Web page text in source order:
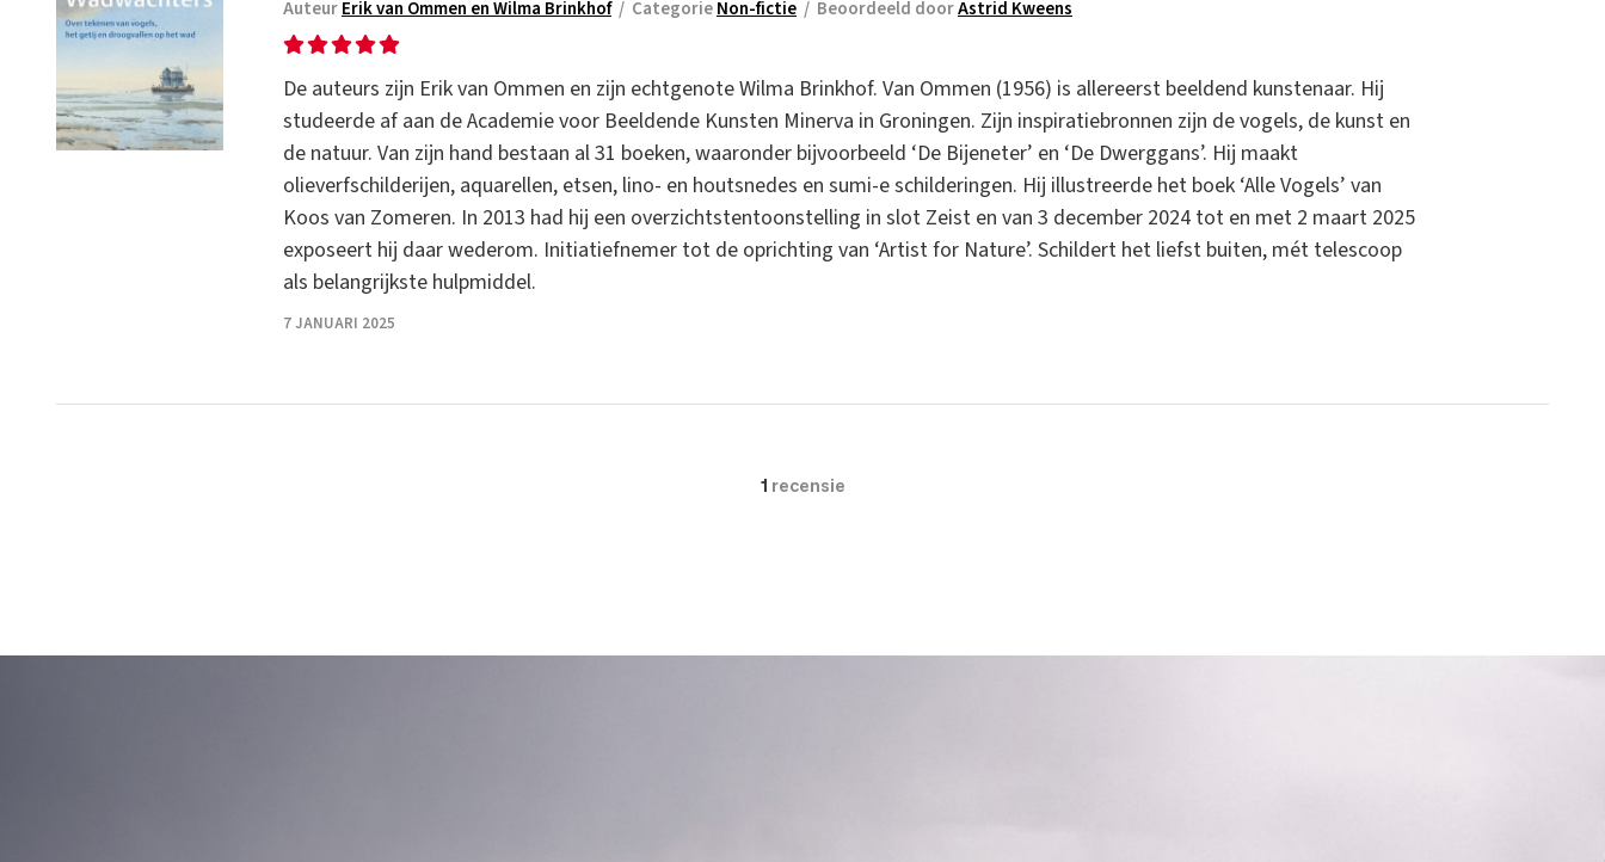
AuteurErik van Ommen en Wilma Brinkhof/ CategorieNon-fictie / Beoordeeld doorAstrid Kweens
De auteurs zijn Erik van Ommen en zijn echtgenote Wilma Brinkhof. Van Ommen (1956) is allereerst beeldend kunstenaar. Hij
studeerde af aan de Academie voor Beeldende Kunsten Minerva in Groningen. Zijn inspiratiebronnen zijn de vogels, de kunst en
de natuur. Van zijn hand bestaan al 31 boeken, waaronder bijvoorbeeld ‘De Bijeneter’ en ‘De Dwerggans’. Hij maakt
olieverfschilderijen, aquarellen, etsen, lino- en houtsnedes en sumi-e schilderingen. Hij illustreerde het boek ‘Alle Vogels’ van
Koos van Zomeren. In 2013 had hij een overzichtstentoonstelling in slot Zeist en van 3 december 2024 tot en met 2 maart 2025
exposeert hij daar wederom. Initiatiefnemer tot de oprichting van ‘Artist for Nature’. Schildert het liefst buiten, mét telescoop
als belangrijkste hulpmiddel.
7 JANUARI 2025
1 recensie